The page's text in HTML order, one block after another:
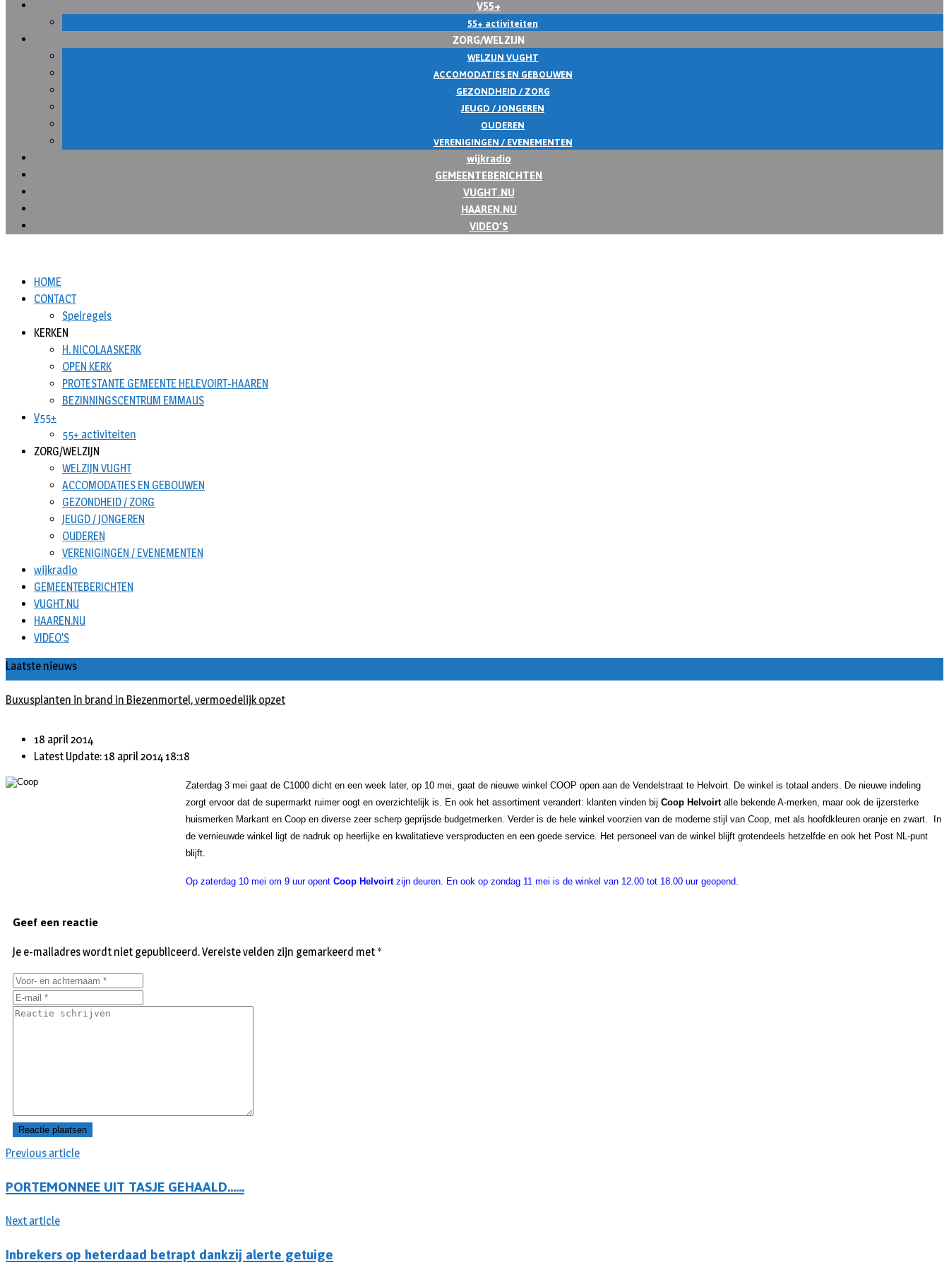
V55+
55+ activiteiten
ZORG/WELZIJN
WELZIJN VUGHT
ACCOMODATIES EN GEBOUWEN
GEZONDHEID / ZORG
JEUGD / JONGEREN
OUDEREN
VERENIGINGEN / EVENEMENTEN
wijkradio
GEMEENTEBERICHTEN
VUGHT.NU
HAAREN.NU
VIDEO’S
HOME
CONTACT
Spelregels
KERKEN
H. NICOLAASKERK
OPEN KERK
PROTESTANTE GEMEENTE HELEVOIRT-HAAREN
BEZINNINGSCENTRUM EMMAUS
V55+
55+ activiteiten
ZORG/WELZIJN
WELZIJN VUGHT
ACCOMODATIES EN GEBOUWEN
GEZONDHEID / ZORG
JEUGD / JONGEREN
OUDEREN
VERENIGINGEN / EVENEMENTEN
wijkradio
GEMEENTEBERICHTEN
VUGHT.NU
HAAREN.NU
VIDEO’S
Laatste nieuws
Buxusplanten in brand in Biezenmortel, vermoedelijk opzet
18 april 2014
Latest Update: 18 april 2014 18:18
Zaterdag 3 mei gaat de C1000 dicht en een week later, op 10 mei, gaat de nieuwe winkel COOP open aan de Vendelstraat te Helvoirt. De winkel is totaal anders. De nieuwe indeling
zorgt ervoor dat de supermarkt ruimer oogt en overzichtelijk is. En ook het assortiment verandert: klanten vinden bij Coop Helvoirtalle bekende A-merken, maar ook de ijzersterke
huismerken Markant en Coop en diverse zeer scherp geprijsde budgetmerken. Verder is de hele winkel voorzien van de moderne stijl van Coop, met als hoofdkleuren oranje en zwart. In
de vernieuwde winkel ligt de nadruk op heerlijke en kwalitatieve versproducten en een goede service. Het personeel van de winkel blijft grotendeels hetzelfde en ook het Post NL-punt
blijft.
Op zaterdag 10 mei om 9 uur opent Coop Helvoirtzijn deuren. En ook op zondag 11 mei is de winkel van 12.00 tot 18.00 uur geopend.
Previous article
PORTEMONNEE UIT TASJE GEHAALD……
Next article
Inbrekers op heterdaad betrapt dankzij alerte getuige
Geef een reactie
Je e-mailadres wordt niet gepubliceerd.Vereiste velden zijn gemarkeerd met *